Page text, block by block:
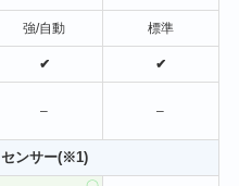
強/自動 標準
✔ ✔
– –
センサー(※1)